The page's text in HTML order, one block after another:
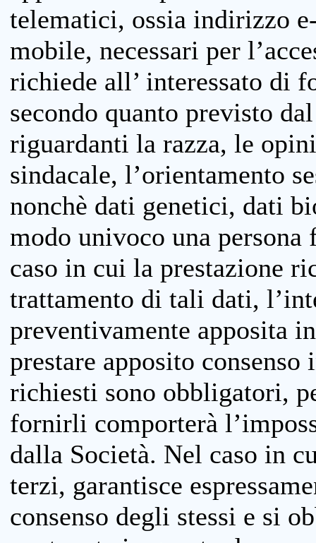
telematici, ossia indirizzo
mobile, necessari per
richiede all’ interessato di
secondo quanto previsto
riguardanti la razza, le
sindacale, l’orientamento
nonchè dati genetici, dati
modo univoco una
caso in cui la prestazione
trattamento di tali dati,
preventivamente apposita
prestare apposito
richiesti sono obbligatori,
fornirli comporterà
dalla Società. Nel caso in
terzi, garantisce
consenso degli stessi e si